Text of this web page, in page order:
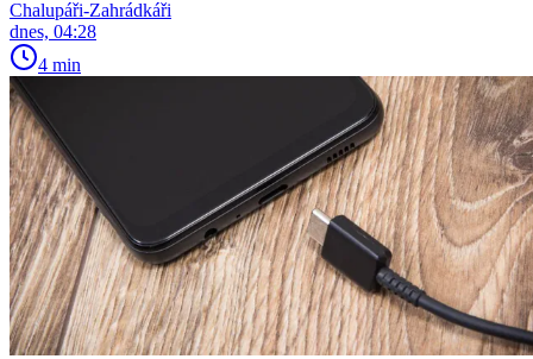
Chalupáři-Zahrádkáři
dnes, 04:28
4 min